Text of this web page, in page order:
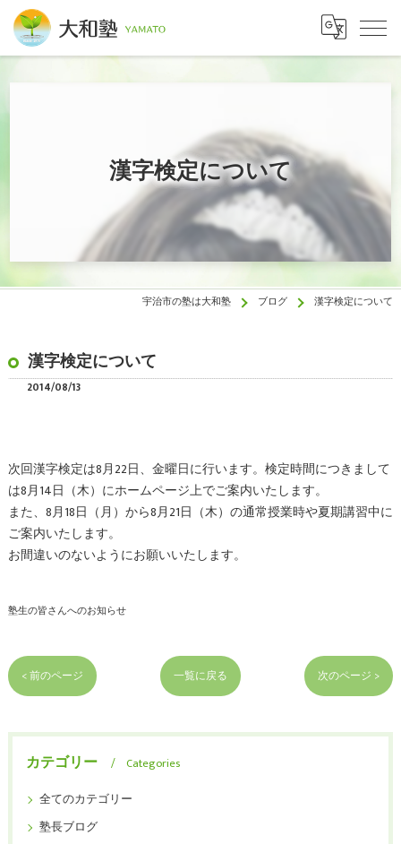
漢字検定について
宇治市の塾は大和塾 ブログ 漢字検定について
漢字検定について
2014/08/13
次回漢字検定は8月22日、金曜日に行います。検定時間につきまして
は8月14日（木）にホームページ上でご案内いたします。
また、8月18日（月）から8月21日（木）の通常授業時や夏期講習中に
ご案内いたします。
お間違いのないようにお願いいたします。
塾生の皆さんへのお知らせ
< 前のページ 一覧に戻る 次のページ >
カテゴリー
Categories
全てのカテゴリー
塾長ブログ